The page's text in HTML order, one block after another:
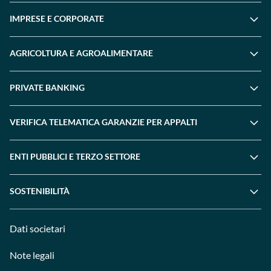
IMPRESE E CORPORATE
AGRICOLTURA E AGROALIMENTARE
PRIVATE BANKING
VERIFICA TELEMATICA GARANZIE PER APPALTI
ENTI PUBBLICI E TERZO SETTORE
SOSTENIBILITÀ
Dati societari
Note legali